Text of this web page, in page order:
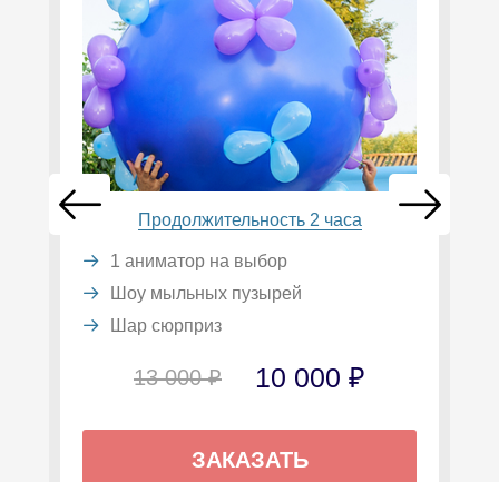
Продолжительность 2 часа
1 аниматор на выбор
Шоу мыльных пузырей
Шар сюрприз
13 000 ₽ 10 000 ₽
ЗАКАЗАТЬ